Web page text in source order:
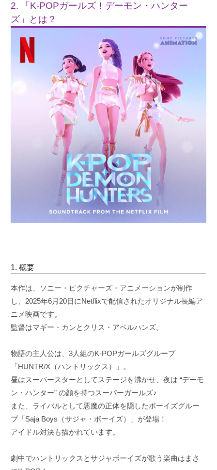
2. 「K-POPガールズ！デーモン・ハンター
ズ」とは？
1. 概要
本作は、ソニー・ピクチャーズ・アニメーションが制作
し、2025年6月20日にNetflixで配信されたオリジナル長編ア
ニメ映画です。
監督はマギー・カンとクリス・アペルハンズ。
物語の主人公は、3人組のK-POPガールズグループ
「HUNTR/X（ハントリックス）」。
昼はスーパースターとしてステージを沸かせ、夜は “デーモ
ン・ハンター” の顔を持つスーパーガールズ♪
また、ライバルとして悪魔の正体を隠したボーイズグルー
プ「Saja Boys（サジャ・ボーイズ）」が登場！
アイドル対決も描かれています。
劇中でハントリックスとサジャボーイズが歌う楽曲はまさ